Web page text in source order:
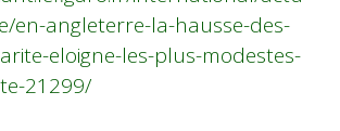
en-angleterre-la-hausse-des-
eloigne-les-plus-modestes-
21299/